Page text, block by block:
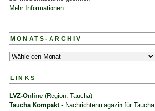
Mehr Informationen
MONATS-ARCHIV
LINKS
LVZ-Online (Region: Taucha)
Taucha Kompakt- Nachrichtenmagazin für Taucha